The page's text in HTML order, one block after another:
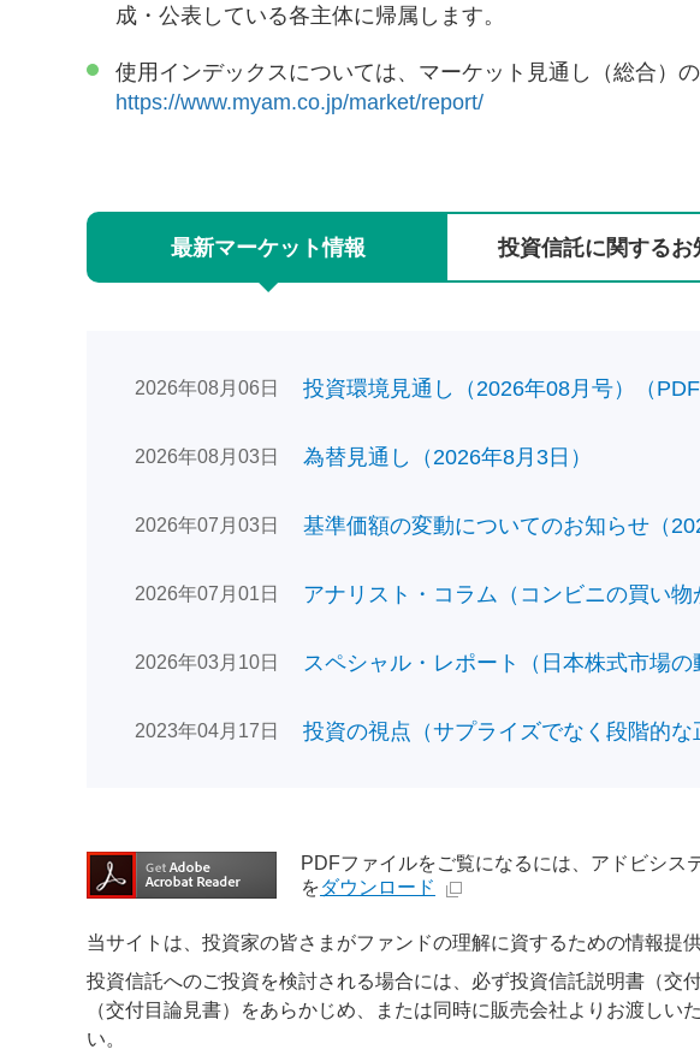
成・公表している各主体に帰属します。
使用インデックスについては、マーケット見通し（総合）
https://www.myam.co.jp/market/report/
最新マーケット情報 投資信託に関するお
2026年08月06日 投資環境見通し（2026年08月号）（PDF
2026年08月03日 為替見通し（2026年8月3日）
2026年07月03日 基準価額の変動についてのお知らせ（
2026年07月01日 アナリスト・コラム（コンビニの買い
2026年03月10日 スペシャル・レポート（日本株式市場
2023年04月17日 投資の視点（サプライズでなく段階的
PDFファイルをご覧になるには、アドビシス
をダウンロード
当サイトは、投資家の皆さまがファンドの理解に資するための情報提
投資信託へのご投資を検討される場合には、必ず投資信託説明書（
（交付目論見書）をあらかじめ、または同時に販売会社よりお渡し
い。